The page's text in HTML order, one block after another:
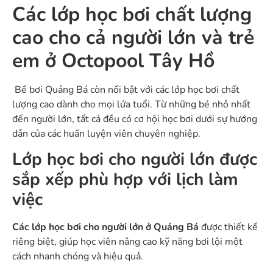
Các lớp học bơi chất lượng
cao cho cả người lớn và trẻ
em ở Octopool Tây Hồ
Bể bơi Quảng Bá còn nổi bật với các lớp học bơi chất
lượng cao dành cho mọi lứa tuổi. Từ những bé nhỏ nhất
đến người lớn, tất cả đều có cơ hội học bơi dưới sự hướng
dẫn của các huấn luyện viên chuyên nghiệp.
Lớp học bơi cho người lớn được
sắp xếp phù hợp với lịch làm
việc
Các lớp học bơi cho người lớn ở Quảng Bá được thiết kế
riêng biệt, giúp học viên nâng cao kỹ năng bơi lội một
cách nhanh chóng và hiệu quả.